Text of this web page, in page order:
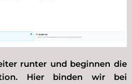
runter und beginnen die
Hier binden wir bei